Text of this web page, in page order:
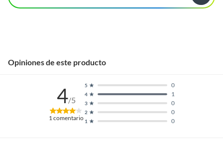
Opiniones de este producto
4/5
1comentario 1 0
2 0
3 0
4 1
5 0